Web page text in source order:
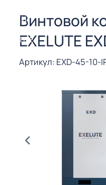
Винтовой
EXELUTE
Артикул: EXD-45-10-
РЕЗКИ